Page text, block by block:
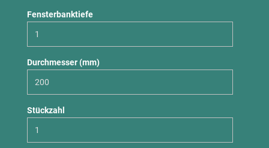
Fensterbanktiefe
Durchmesser (mm)
Stückzahl